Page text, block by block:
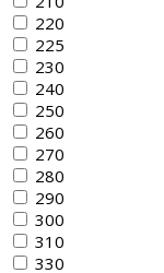
220
225
230
240
250
260
270
280
290
300
310
330